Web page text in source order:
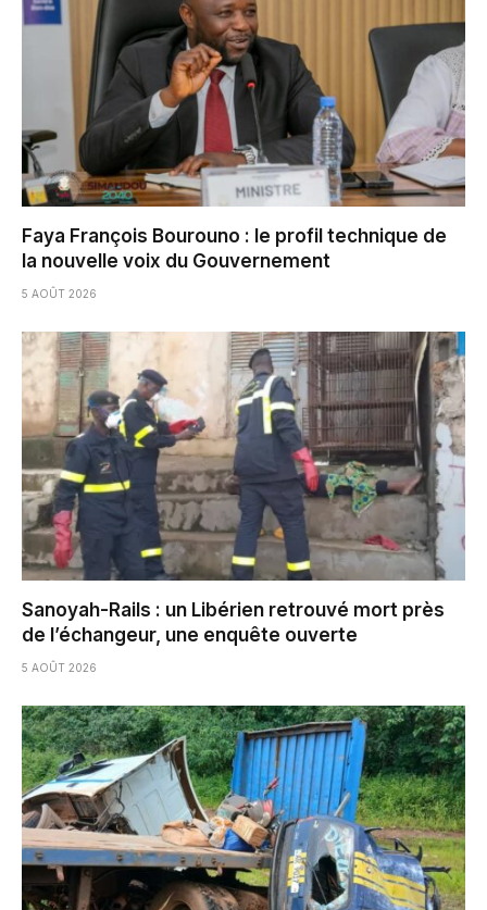
Faya François Bourouno : le profil technique de
la nouvelle voix du Gouvernement
5 AOÛT 2026
Sanoyah-Rails : un Libérien retrouvé mort près
de l’échangeur, une enquête ouverte
5 AOÛT 2026